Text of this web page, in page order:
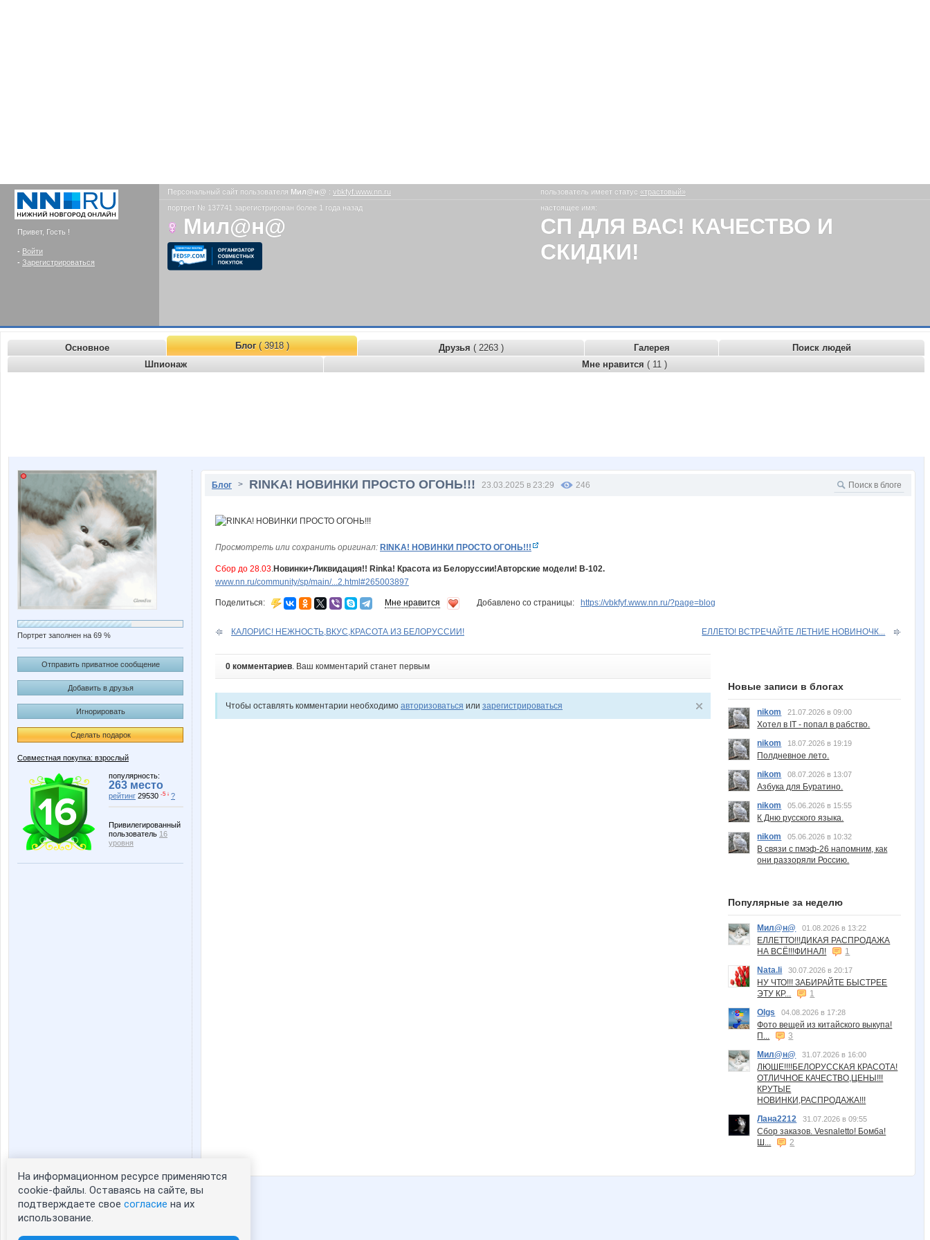
Привет, Гость !
- Войти
- Зарегистрироваться
Персональный сайт пользователя Мил@н@ : vbkfyf.www.nn.ru пользователь имеет статус «трастовый»
портрет № 137741 зарегистрирован более 1 года назад
Мил@н@
настоящее имя:
СП ДЛЯ ВАС! КАЧЕСТВО И
СКИДКИ!
Основное Блог( 3918 ) Друзья ( 2263 ) Галерея
Поиск людей
Шпионаж
Мне нравится ( 11 )
Портрет заполнен на 69 %
Отправить приватное сообщение
Добавить в друзья
Игнорировать
Сделать подарок
Совместная покупка: взрослый
популярность:
263 место
рейтинг 29530 -5 ↓ ?
Привилегированный
пользователь 16
уровня
Статистика портрета:
сейчас просматривают портрет -1
зарегистрированные пользователи
Блог > RINKA! НОВИНКИ ПРОСТО ОГОНЬ!!! 23.03.2025 в 23:29 246
Просмотреть или сохранить оригинал: RINKA! НОВИНКИ ПРОСТО ОГОНЬ!!!
Сбор до 28.03.Новинки+Ликвидация!! Rinka! Красота из Белоруссии!Авторские модели! В-102.
www.nn.ru/community/sp/main/...2.html#265003897
Поделиться: Мне нравится Добавлено со страницы: https://vbkfyf.www.nn.ru/?page=blog
КАЛОРИС! НЕЖНОСТЬ,ВКУС,КРАСОТА ИЗ БЕЛОРУССИИ! ЕЛЛЕТО! ВСТРЕЧАЙТЕ ЛЕТНИЕ НОВИНОЧК...
0 комментариев. Ваш комментарий станет первым
Чтобы оставлять комментарии необходимо авторизоваться или зарегистрироваться
Новые записи в блогах
nikom 21.07.2026 в 09:00
Хотел в IT - попал в рабство.
nikom
18.07.2026 в 19:19
Полдневное лето.
nikom
08.07.2026 в 13:07
Азбука для Буратино.
nikom
05.06.2026 в 15:55
К Дню русского языка.
nikom
05.06.2026 в 10:32
В связи с пмэф-26 напомним, как
они раззоряли Россию.
Популярные за неделю
Мил@н@ 01.08.2026 в 13:22
ЕЛЛЕТТО!!!ДИКАЯ РАСПРОДАЖА
НА ВСЁ!!!ФИНАЛ!
1
Nata.li
30.07.2026 в 20:17
НУ ЧТО!!! ЗАБИРАЙТЕ БЫСТРЕЕ
ЭТУ КР...
1
Olgs
04.08.2026 в 17:28
Фото вещей из китайского выкупа!
П...
3
Мил@н@
31.07.2026 в 16:00
ЛЮШЕ!!!!БЕЛОРУССКАЯ КРАСОТА!
ОТЛИЧНОЕ КАЧЕСТВО,ЦЕНЫ!!!
КРУТЫЕ
НОВИНКИ,РАСПРОДАЖА!!!
Лана2212
31.07.2026 в 09:55
Сбор заказов. Vesnaletto! Бомба!
Ш...
2
На информационном ресурсе применяются
cookie-файлы. Оставаясь на сайте, вы
подтверждаете свое согласие на их
использование.